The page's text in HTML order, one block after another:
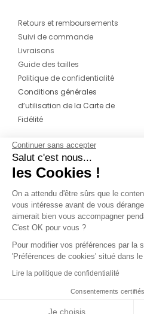
Retours et remboursements
Suivi de commande
Livraisons
Guide des tailles
Politique de confidentialité
Conditions générales
d’utilisation de la Carte de
Fidélité
CONTACT
04 42 20 78 42
Du lundi au jeudi de 8h30 à 16h30 & le
vendredi de 8h30 à 15h30
Continuer sans accepter
Salut c'est nous...
les Cookies !
On a attendu d'être sûrs que le
vous intéresse avant de vous
aimerait bien vous accompagner
C'est OK pour vous ?
Pour modifier vos préférences par la
'Préférences de cookies' situé dans le
Lire la politique de confidentialité
Consentements
Je choisis